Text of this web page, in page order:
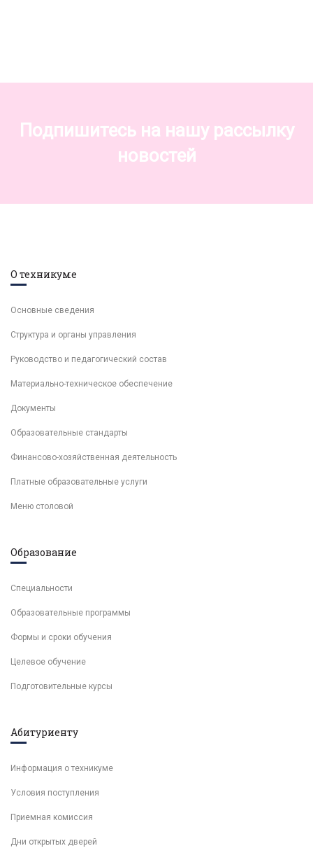
Подпишитесь на нашу рассылку
новостей
О техникуме
Основные сведения
Структура и органы управления
Руководство и педагогический состав
Материально-техническое обеспечение
Документы
Образовательные стандарты
Финансово-хозяйственная деятельность
Платные образовательные услуги
Меню столовой
Образование
Специальности
Образовательные программы
Формы и сроки обучения
Целевое обучение
Подготовительные курсы
Абитуриенту
Информация о техникуме
Условия поступления
Приемная комиссия
Дни открытых дверей